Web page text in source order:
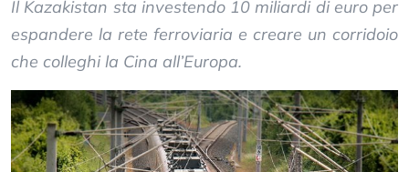
Il Kazakistan sta investendo 10 miliardi di euro per
espandere la rete ferroviaria e creare un corridoio
che colleghi la Cina all’Europa.